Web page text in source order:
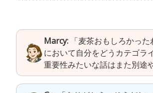
Marcy: 「麦茶おもしろかっ
において自分をどうカテゴラ
重要性みたいな話はまた別途